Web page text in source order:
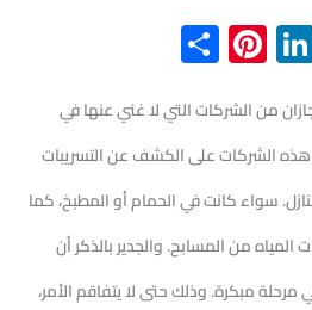
Li
n
ke
dI
n
Pi
nt
er
es
t
ar
e
من الشركات التي لا غني عنها في
هذه الشركات على الكشف عن التسريبات
سواء كانت في الحمام أو المطبخ، كما
من المسابح. والجدير بالذكر أن
مرحلة مبكرة. وذلك حتى لا يتفاقم الأمر،